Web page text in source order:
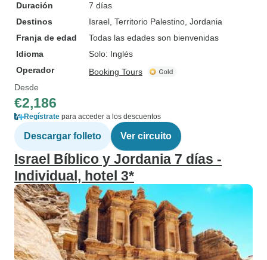
Duración
7 días
Destinos
Israel , Territorio Palestino , Jordania
Franja de edad
Todas las edades son bienvenidas
Idioma
Solo: Inglés
Operador
Booking Tours
Desde
€2,186
Regístrate para acceder a los descuentos
Descargar folleto Ver circuito
Israel Bíblico y Jordania 7 días -
Individual, hotel 3*